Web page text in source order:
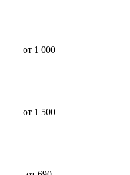
от 1 000
от 1 500